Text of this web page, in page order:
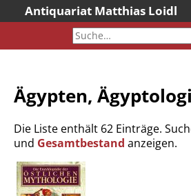
Antiquariat Matthias Loidl
Aktuelles
Neueingänge
Gesamtbestand
Sonderangebote
Katalogarchiv
Newsletter
Ägypten,
Die Liste enthält 62 Einträge.
und Gesamtbestand anzeigen.